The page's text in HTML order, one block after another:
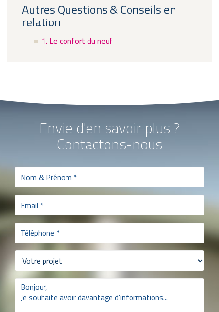
Autres Questions & Conseils en
relation
1. Le confort du neuf
Envie d'en savoir plus ?
Contactons-nous